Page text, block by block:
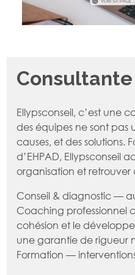
Ellypsconseil, c’est une
des équipes ne sont
causes, et des solutions.
d’EHPAD, Ellypsconseil
organisation et retrouver
Conseil & diagnostic —
Coaching professionnel
cohésion et le
une garantie de rigueur
Formation —